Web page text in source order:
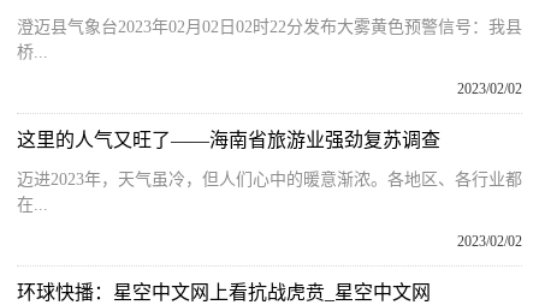
澄迈县气象台2023年02月02日02时22分发布大雾黄色预警信号：我县
桥...
2023/02/02
这里的人气又旺了——海南省旅游业强劲复苏调查
迈进2023年，天气虽冷，但人们心中的暖意渐浓。各地区、各行业都
在...
2023/02/02
环球快播：星空中文网上看抗战虎贲_星空中文网